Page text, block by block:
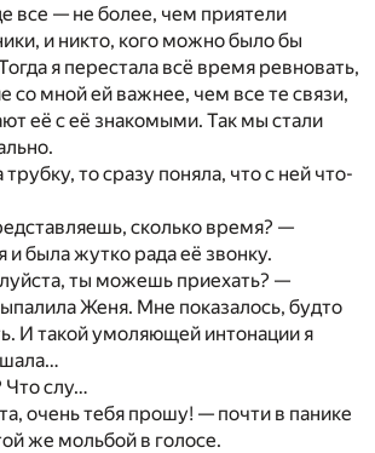
все — не более, чем приятели
и никто, кого можно было бы
я перестала всё время ревновать,
со мной ей важнее, чем все те связи,
её с её знакомыми. Так мы стали
трубку, то сразу поняла, что с ней что-
сколько время? —
и была жутко рада её звонку.
ты можешь приехать? —
Женя. Мне показалось, будто
И такой умоляющей интонации я
Что слу…
очень тебя прошу! — почти в панике
же мольбой в голосе.